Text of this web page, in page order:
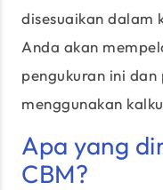
disesuaikan dalam
Anda akan
pengukuran ini
menggunakan
Apa yang
CBM?